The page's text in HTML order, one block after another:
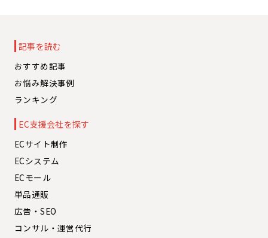
記事を読む
おすすめ記事
お悩み解決事例
ランキング
EC支援会社を探す
ECサイト制作
ECシステム
ECモール
単品通販
広告・SEO
コンサル・運営代行